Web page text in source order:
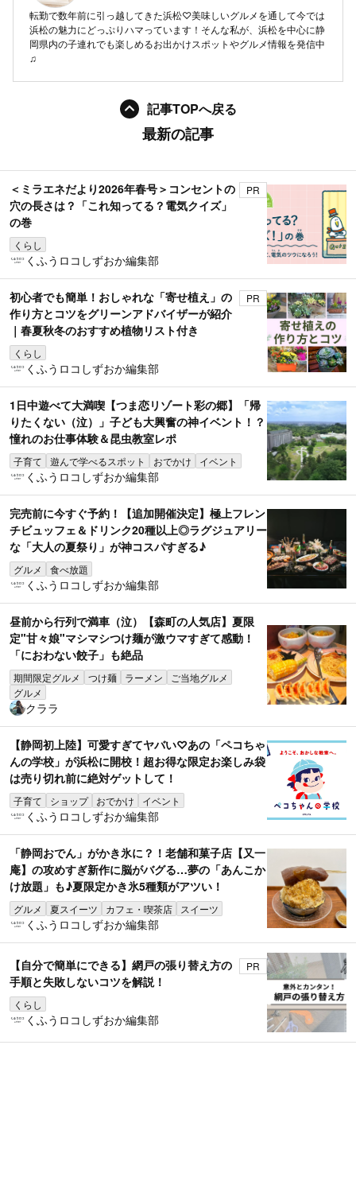
転勤で数年前に引っ越してきた浜松♡美味しいグルメを通して今では
浜松の魅力にどっぷりハマっています！そんな私が、浜松を中心に静
岡県内の子連れでも楽しめるお出かけスポットやグルメ情報を発信中
♫
記事TOPへ戻る
最新の記事
＜ミラエネだより2026年春号＞コンセントの
穴の長さは？「これ知ってる？電気クイズ」
の巻
くらし
PR
くふうロコしずおか編集部
初心者でも簡単！おしゃれな「寄せ植え」の
作り方とコツをグリーンアドバイザーが紹介
｜春夏秋冬のおすすめ植物リスト付き
くらし
PR
くふうロコしずおか編集部
1日中遊べて大満喫【つま恋リゾート彩の郷】「帰
りたくない（泣）」子ども大興奮の神イベント！？
憧れのお仕事体験＆昆虫教室レポ
子育て 遊んで学べるスポット おでかけ イベント
くふうロコしずおか編集部
完売前に今すぐ予約！【追加開催決定】極上フレン
チビュッフェ＆ドリンク20種以上◎ラグジュアリー
な「大人の夏祭り」が神コスパすぎる♪
グルメ 食べ放題
くふうロコしずおか編集部
昼前から行列で満車（泣）【森町の人気店】夏限
定"甘々娘"マシマシつけ麺が激ウマすぎて感動！
「におわない餃子」も絶品
期間限定グルメ つけ麺 ラーメン
ご当地グルメ
グルメ
クララ
【静岡初上陸】可愛すぎてヤバい♡あの「ペコちゃ
んの学校」が浜松に開校！超お得な限定お楽しみ袋
は売り切れ前に絶対ゲットして！
子育て ショップ おでかけ イベント
くふうロコしずおか編集部
「静岡おでん」がかき氷に？！老舗和菓子店【又一
庵】の攻めすぎ新作に脳がバグる…夢の「あんこか
け放題」も♪夏限定かき氷5種類がアツい！
グルメ 夏スイーツ カフェ・喫茶店 スイーツ
くふうロコしずおか編集部
【自分で簡単にできる】網戸の張り替え方の
手順と失敗しないコツを解説！
くらし
PR
くふうロコしずおか編集部